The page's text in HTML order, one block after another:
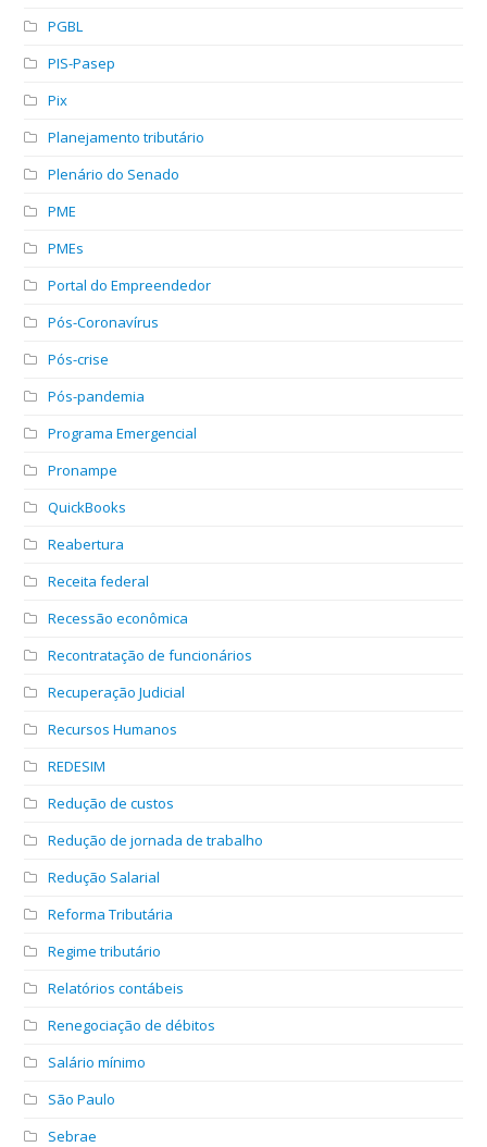
PGBL
PIS-Pasep
Pix
Planejamento tributário
Plenário do Senado
PME
PMEs
Portal do Empreendedor
Pós-Coronavírus
Pós-crise
Pós-pandemia
Programa Emergencial
Pronampe
QuickBooks
Reabertura
Receita federal
Recessão econômica
Recontratação de funcionários
Recuperação Judicial
Recursos Humanos
REDESIM
Redução de custos
Redução de jornada de trabalho
Redução Salarial
Reforma Tributária
Regime tributário
Relatórios contábeis
Renegociação de débitos
Salário mínimo
São Paulo
Sebrae